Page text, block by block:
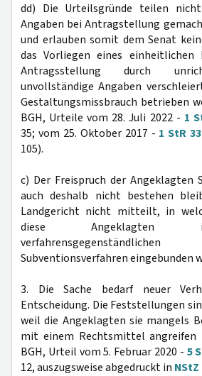
dd) Die Urteilsgründe teilen
Angaben bei Antragstellung
und erlauben somit dem Senat
das Vorliegen eines einheitlichen
Antragsstellung durch
unvollständige Angaben
Gestaltungsmissbrauch betrieben
BGH, Urteile vom 28. Juli 2022 - 1
35; vom 25. Oktober 2017 - 1 StR
105).
c) Der Freispruch der Angeklagten
auch deshalb nicht bestehen
Landgericht nicht mitteilt, in
diese
verfahrensgegenständlichen
Subventionsverfahren eingebunden
3. Die Sache bedarf neuer
Entscheidung. Die Feststellungen
weil die Angeklagten sie mangels
mit einem Rechtsmittel angreifen
BGH, Urteil vom 5. Februar 2020 - 5
12, auszugsweise abgedruckt in NStZ